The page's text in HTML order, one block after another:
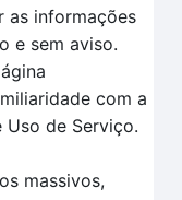
as informações
e sem aviso.
com a
Uso de Serviço.
massivos,